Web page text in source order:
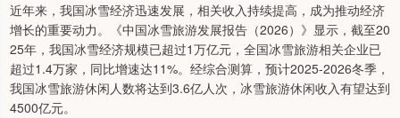
近年来，我国冰雪经济迅速发展，相关收入持续提高，成为推动经济
增长的重要动力。《中国冰雪旅游发展报告（2026）》显示，截至20
25年，我国冰雪经济规模已超过1万亿元，全国冰雪旅游相关企业已
超过1.4万家，同比增速达11%。经综合测算，预计2025-2026冬季，
我国冰雪旅游休闲人数将达到3.6亿人次，冰雪旅游休闲收入有望达到
4500亿元。